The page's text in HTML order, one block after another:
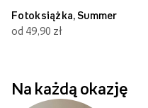
Fotoksiążka, Summer
od 49,90 zł
Na każdą okazję